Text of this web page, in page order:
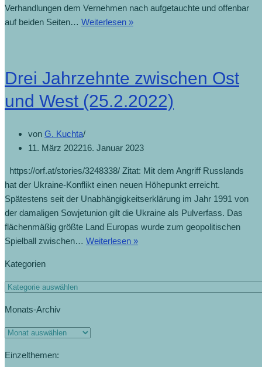
Verhandlungen dem Vernehmen nach aufgetauchte und offenbar
auf beiden Seiten… Weiterlesen »
Drei Jahrzehnte zwischen Ost
und West (25.2.2022)
von G. Kuchta
11. März 202216. Januar 2023
https://orf.at/stories/3248338/ Zitat: Mit dem Angriff Russlands
hat der Ukraine-Konflikt einen neuen Höhepunkt erreicht.
Spätestens seit der Unabhängigkeitserklärung im Jahr 1991 von
der damaligen Sowjetunion gilt die Ukraine als Pulverfass. Das
flächenmäßig größte Land Europas wurde zum geopolitischen
Spielball zwischen… Weiterlesen »
Kategorien
Monats-Archiv
Einzelthemen: